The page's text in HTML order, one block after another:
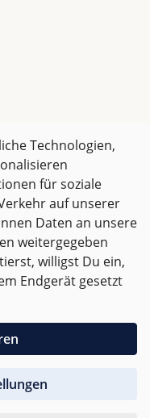
funktional!
enough space for
zzgl.Versandkosten
nicht anders
ab 50,- EUR
abgerechnet
Technologien,
für soziale
auf unserer
Daten an unsere
weitergegeben
willigst Du ein,
Endgerät gesetzt